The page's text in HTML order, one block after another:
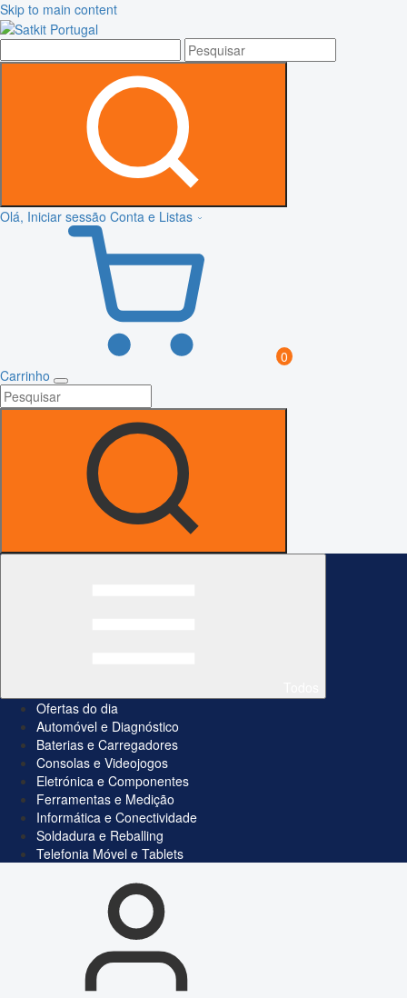
Skip to main content
Olá, Iniciar sessão Conta e Listas
0
Carrinho
Ofertas do dia
Automóvel e Diagnóstico
Baterias e Carregadores
Consolas e Videojogos
Eletrónica e Componentes
Ferramentas e Medição
Informática e Conectividade
Soldadura e Reballing
Telefonia Móvel e Tablets